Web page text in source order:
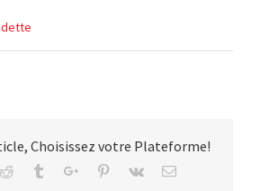
Choisissez votre Plateforme!
Reddit TumblrGoogle+Pinterest
Vk Email